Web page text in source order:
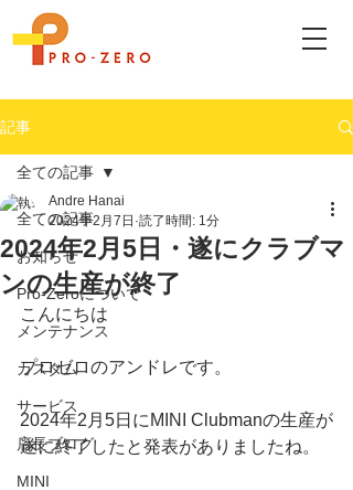
記事
全ての記事
お知らせ
Pro-Zeroについて
メンテナンス
カスタム
サービス
店長ブログ
MINI
全ての記事
2024年2月5日・遂にクラブマ
ンの生産が終了
Andre Hanai
2024年2月7日 読了時間: 1分
こんにちは
プロゼロのアンドレです。
2024年2月5日にMINI Clubmanの生産が
遂に終了したと発表がありましたね。